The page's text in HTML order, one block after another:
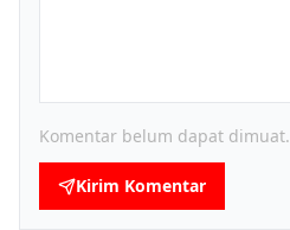
Komentar belum dapat dimuat.
Kirim Komentar